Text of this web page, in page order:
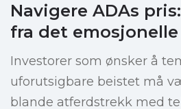
Navigere ADAs
fra det
Investorer som ønsker å
uforutsigbare beistet må
blande atferdstrekk med